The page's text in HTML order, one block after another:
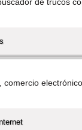
de trucos